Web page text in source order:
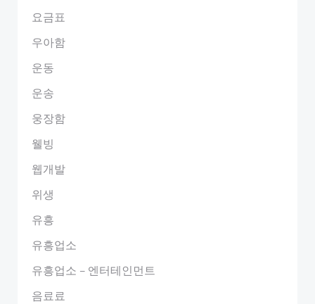
요금표
우아함
운동
운송
웅장함
웰빙
웹개발
위생
유흥
유흥업소
유흥업소 – 엔터테인먼트
음료료